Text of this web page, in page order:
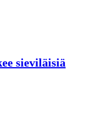
sieviläisiä